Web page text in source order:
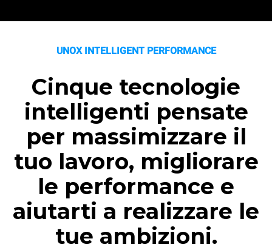
UNOX INTELLIGENT PERFORMANCE
Cinque tecnologie
intelligenti pensate
per massimizzare il
tuo lavoro, migliorare
le performance e
aiutarti a realizzare le
tue ambizioni.